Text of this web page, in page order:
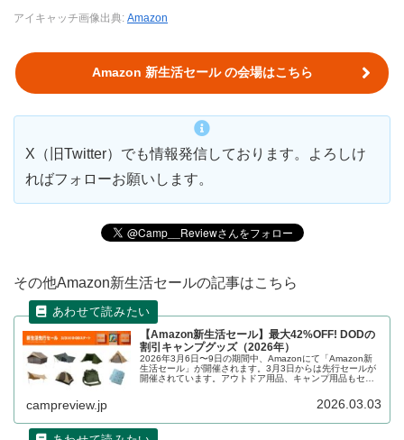
アイキャッチ画像出典: Amazon
Amazon 新生活セール の会場はこちら
X（旧Twitter）でも情報発信しております。よろしけ
ればフォローお願いします。
その他Amazon新生活セールの記事はこちら
【Amazon新生活セール】最大42%OFF! DODの
割引キャンプグッズ（2026年）
2026年3月6日〜9日の期間中、Amazonにて「Amazon新
生活セール」が開催されます。3月3日からは先行セールが
開催されています。アウトドア用品、キャンプ用品もセー
ンプグッズもお得に購入できます。詳細をレビューしま
campreview.jp 2026.03.03